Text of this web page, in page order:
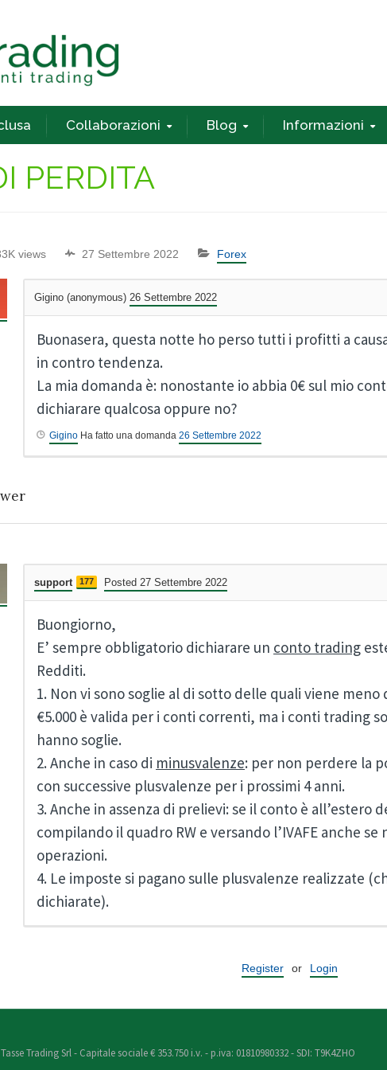
Collaborazioni Blog Informazioni
PERDITA
views 27 Settembre 2022 Forex
Gigino (anonymous) 26 Settembre 2022
Buonasera, questa notte ho perso tutti i profitti a
in contro tendenza.
La mia domanda è: nonostante io abbia 0€ sul mio
dichiarare qualcosa oppure no?
Gigino Ha fatto una domanda 26 Settembre 2022
support 177 Posted 27 Settembre 2022
Buongiorno,
E’ sempre obbligatorio dichiarare un conto trading
Redditi.
1. Non vi sono soglie al di sotto delle quali viene meno
€5.000 è valida per i conti correnti, ma i conti trading
hanno soglie.
2. Anche in caso di minusvalenze: per non perdere la
con successive plusvalenze per i prossimi 4 anni.
3. Anche in assenza di prelievi: se il conto è all’estero
compilando il quadro RW e versando l’IVAFE anche
operazioni.
4. Le imposte si pagano sulle plusvalenze realizzate
dichiarate).
Register or Login
Tasse Trading Srl - Capitale sociale € 353.750 i.v. - p.iva: 01810980332 - SDI: T9K4ZHO